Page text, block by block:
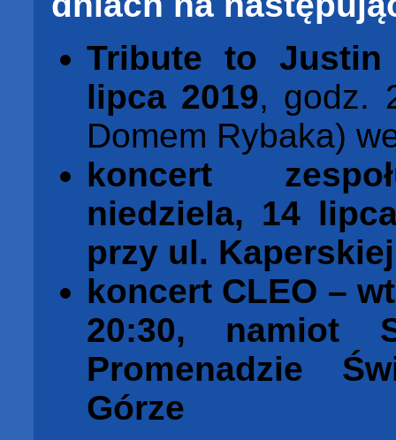
Tribute to Justin
lipca 2019, godz.
Domem Rybaka)
koncert
niedziela, 14
przy ul.
koncert CLEO –
20:30, namiot
Promenadzie
Górze